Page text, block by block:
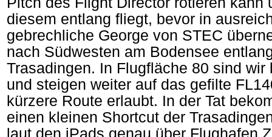
diesem entlang fliegt, bevor in
gebrechliche George von STEC
nach Südwesten am Bodensee
Trasadingen. In Flugfläche 80 sind wir
und steigen weiter auf das gefilte
kürzere Route erlaubt. In der Tat
einen kleinen Shortcut der
laut den iPads genau über Flughafen